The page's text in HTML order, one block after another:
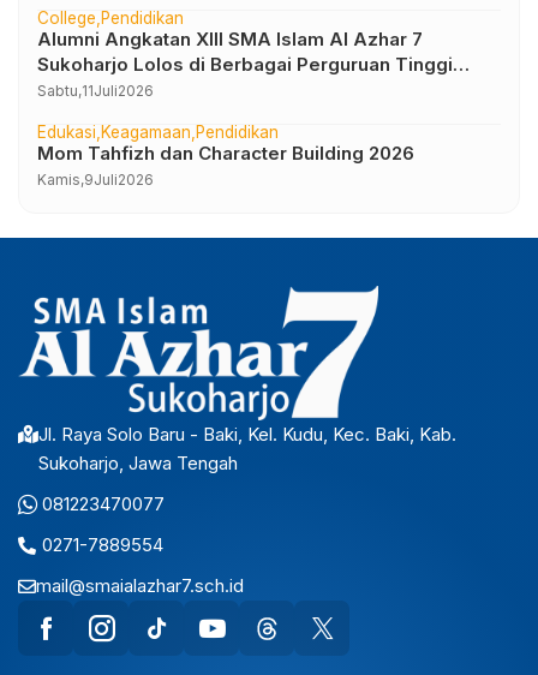
College Pendidikan
Alumni Angkatan XIII SMA Islam Al Azhar 7
Sukoharjo Lolos di Berbagai Perguruan Tinggi
Negeri dan Luar Negeri
Sabtu,11Juli2026
Edukasi Keagamaan Pendidikan
Mom Tahfizh dan Character Building 2026
Kamis,9Juli2026
Jl. Raya Solo Baru - Baki, Kel. Kudu, Kec. Baki, Kab.
Sukoharjo, Jawa Tengah
081223470077
0271-7889554
mail@smaialazhar7.sch.id